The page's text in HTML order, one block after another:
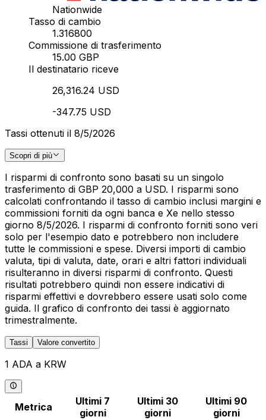
Nationwide
Tasso di cambio
1.316800
Commissione di trasferimento
15.00 GBP
Il destinatario riceve
26,316.24 USD
-347.75 USD
Tassi ottenuti il 8/5/2026
Scopri di più
I risparmi di confronto sono basati su un singolo
trasferimento di GBP 20,000 a USD. I risparmi sono
calcolati confrontando il tasso di cambio inclusi margini e
commissioni forniti da ogni banca e Xe nello stesso
giorno 8/5/2026. I risparmi di confronto forniti sono veri
solo per l'esempio dato e potrebbero non includere
tutte le commissioni e spese. Diversi importi di cambio
valuta, tipi di valuta, date, orari e altri fattori individuali
risulteranno in diversi risparmi di confronto. Questi
risultati potrebbero quindi non essere indicativi di
risparmi effettivi e dovrebbero essere usati solo come
guida. Il grafico di confronto dei tassi è aggiornato
trimestralmente.
Tassi Valore convertito
1 ADA a KRW
Metrica
Ultimi 7
giorni
Ultimi 30
giorni
Ultimi 90
giorni